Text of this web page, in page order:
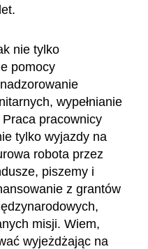
nie tylko
pomocy
wypełnianie
pracownicy
tylko wyjazdy na
robota przez
piszemy i
z grantów
misji. Wiem,
wyjeżdżając na